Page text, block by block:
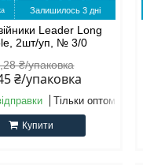
Залишилось 3 дні
Leader Long
2шт/уп, № 3/0
₴/упаковка
₴/упаковка
Тільки оптом
Купити